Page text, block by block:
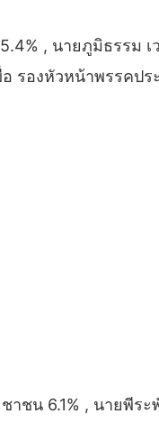
, นายภูมิธรรม
รองหัวหน้าพรรคปร
น 6.1% , นายพีระ